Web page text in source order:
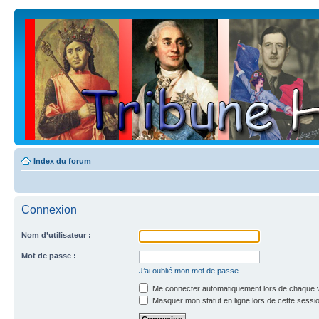
Index du forum
Connexion
Nom d’utilisateur :
Mot de passe :
J’ai oublié mon mot de passe
Me connecter automatiquement lors de chaque
Masquer mon statut en ligne lors de cette